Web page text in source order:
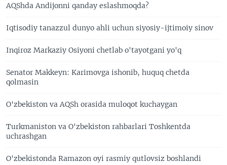
AQShda Andijonni qanday eslashmoqda?
Iqtisodiy tanazzul dunyo ahli uchun siyosiy-ijtimoiy sinov
Inqiroz Markaziy Osiyoni chetlab o'tayotgani yo'q
Senator Makkeyn: Karimovga ishonib, huquq chetda
qolmasin
O'zbekiston va AQSh orasida muloqot kuchaygan
Turkmaniston va O'zbekiston rahbarlari Toshkentda
uchrashgan
O'zbekistonda Ramazon oyi rasmiy qutlovsiz boshlandi